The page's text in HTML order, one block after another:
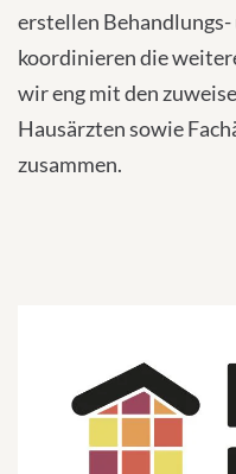
erstellen
koordinieren die
wir eng mit den
Hausärzten sowie
zusammen.